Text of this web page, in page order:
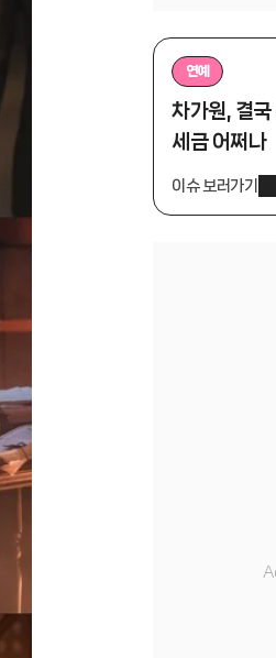
연예
차가원, 결
세금 어쩌나
이슈 보러가기